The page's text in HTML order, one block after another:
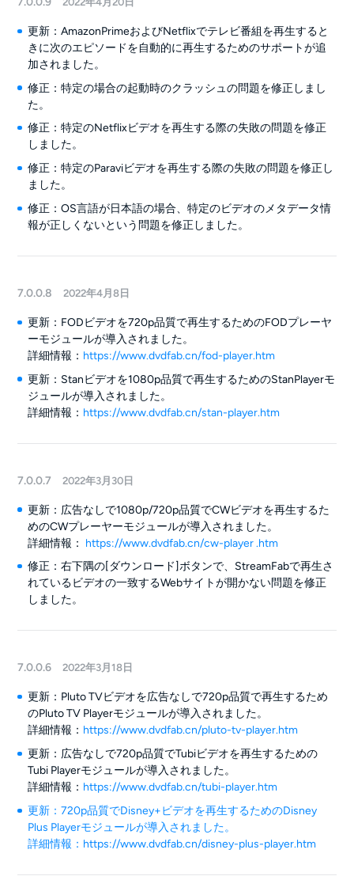
更新：AmazonPrimeおよびNetflixでテレビ番組を再生すると
きに次のエピソードを自動的に再生するためのサポートが追
加されました。
修正：特定の場合の起動時のクラッシュの問題を修正しまし
た。
修正：特定のNetflixビデオを再生する際の失敗の問題を修正
しました。
修正：特定のParaviビデオを再生する際の失敗の問題を修正し
ました。
修正：OS言語が日本語の場合、特定のビデオのメタデータ情
報が正しくないという問題を修正しました。
7.0.0.8 2022年4月8日
更新：FODビデオを720p品質で再生するためのFODプレーヤ
ーモジュールが導入されました。
詳細情報： https://www.dvdfab.cn/fod-player.htm
更新：Stanビデオを1080p品質で再生するためのStanPlayerモ
ジュールが導入されました。
詳細情報： https://www.dvdfab.cn/stan-player.htm
7.0.0.7 2022年3月30日
更新：広告なしで1080p/720p品質でCWビデオを再生するた
めのCWプレーヤーモジュールが導入されました。
詳細情報： https://www.dvdfab.cn/cw-player .htm
修正：右下隅の[ダウンロード]ボタンで、StreamFabで再生さ
れているビデオの一致するWebサイトが開かない問題を修正
しました。
7.0.0.6 2022年3月18日
更新：Pluto TVビデオを広告なしで720p品質で再生するため
のPluto TV Playerモジュールが導入されました。
詳細情報： https://www.dvdfab.cn/pluto-tv-player.htm
更新：広告なしで720p品質でTubiビデオを再生するための
Tubi Playerモジュールが導入されました。
詳細情報： https://www.dvdfab.cn/tubi-player.htm
更新：720p品質でDisney+ビデオを再生するためのDisney
Plus Playerモジュールが導入されました。
詳細情報： https://www.dvdfab.cn/disney-plus-player.htm